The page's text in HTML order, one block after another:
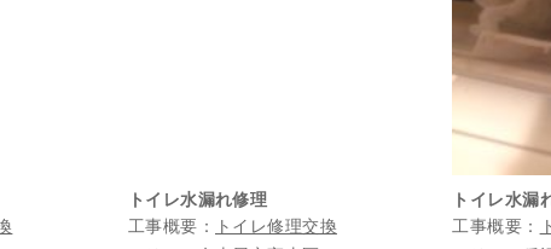
トイレ水漏れ修理
工事概要：
トイレ修理交換
トイレ水漏
工事概要：